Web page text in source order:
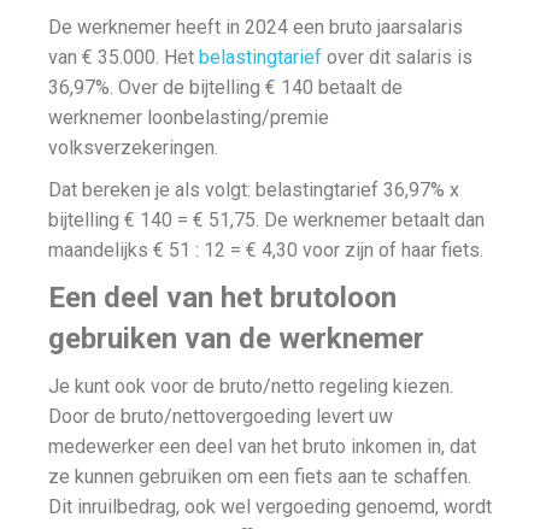
De werknemer heeft in 2024 een bruto jaarsalaris
van € 35.000. Het belastingtarief over dit salaris is
36,97%. Over de bijtelling € 140 betaalt de
werknemer loonbelasting/premie
volksverzekeringen.
Dat bereken je als volgt: belastingtarief 36,97% x
bijtelling € 140 = € 51,75. De werknemer betaalt dan
maandelijks € 51 : 12 = € 4,30 voor zijn of haar fiets.
Een deel van het brutoloon
gebruiken van de werknemer
Je kunt ook voor de bruto/netto regeling kiezen.
Door de bruto/nettovergoeding levert uw
medewerker een deel van het bruto inkomen in, dat
ze kunnen gebruiken om een fiets aan te schaffen.
Dit inruilbedrag, ook wel vergoeding genoemd, wordt